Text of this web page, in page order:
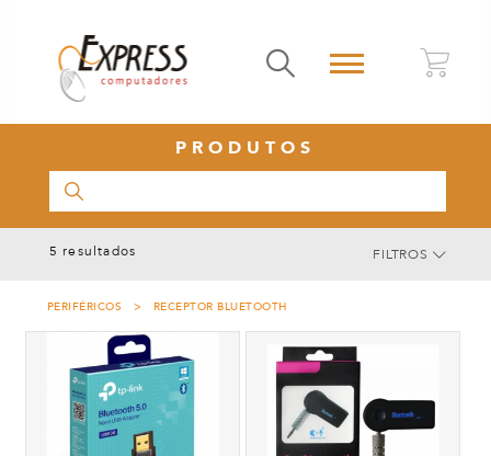
PRODUTOS
5 resultados FILTROS
PERIFÉRICOS > RECEPTOR BLUETOOTH